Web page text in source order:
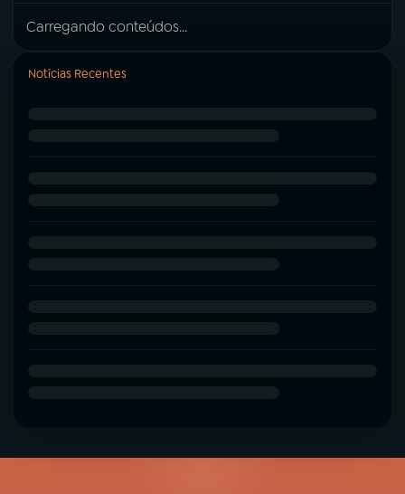
Carregando conteúdos...
Notícias Recentes